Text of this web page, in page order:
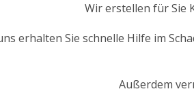
Wir erstellen für Sie
erhalten Sie schnelle Hilfe im
Außerdem